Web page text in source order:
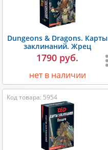
Dungeons & Dragons. Карты
заклинаний. Жрец
1790 руб.
нет в наличии
Код товара: 5954